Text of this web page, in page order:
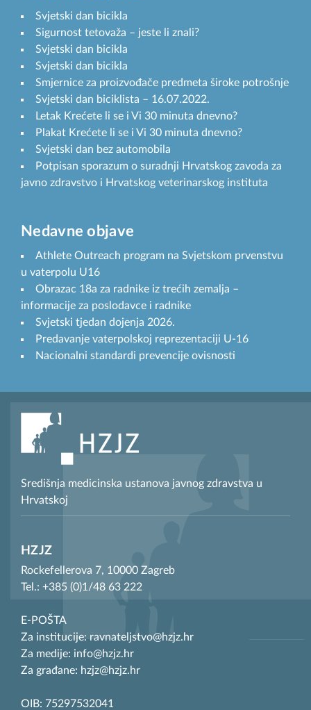
Svjetski dan bicikla
Sigurnost tetovaža – jeste li znali?
Svjetski dan bicikla
Svjetski dan bicikla
Smjernice za proizvođače predmeta široke potrošnje
Svjetski dan biciklista – 16.07.2022.
Letak Krećete li se i Vi 30 minuta dnevno?
Plakat Krećete li se i Vi 30 minuta dnevno?
Svjetski dan bez automobila
Potpisan sporazum o suradnji Hrvatskog zavoda za
javno zdravstvo i Hrvatskog veterinarskog instituta
Nedavne objave
Athlete Outreach program na Svjetskom prvenstvu
u vaterpolu U16
Obrazac 18a za radnike iz trećih zemalja –
informacije za poslodavce i radnike
Svjetski tjedan dojenja 2026.
Predavanje vaterpolskoj reprezentaciji U-16
Nacionalni standardi prevencije ovisnosti
Središnja medicinska ustanova javnog zdravstva u
Hrvatskoj
HZJZ
Rockefellerova 7, 10000 Zagreb
Tel.: +385 (0)1/48 63 222
E-POŠTA
Za institucije: ravnateljstvo@hzjz.hr
Za medije: info@hzjz.hr
Za građane: hzjz@hzjz.hr
OIB: 75297532041